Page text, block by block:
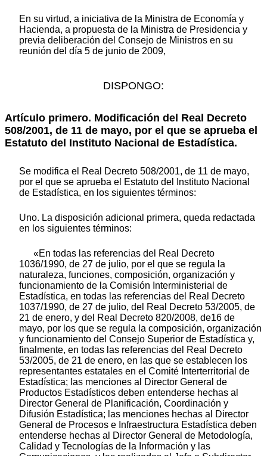
En su virtud, a iniciativa de la Ministra de Economía y
Hacienda, a propuesta de la Ministra de Presidencia y
previa deliberación del Consejo de Ministros en su
reunión del día 5 de junio de 2009,
DISPONGO:
Artículo primero. Modificación del Real Decreto
508/2001, de 11 de mayo, por el que se aprueba el
Estatuto del Instituto Nacional de Estadística.
Se modifica el Real Decreto 508/2001, de 11 de mayo,
por el que se aprueba el Estatuto del Instituto Nacional
de Estadística, en los siguientes términos:
Uno. La disposición adicional primera, queda redactada
en los siguientes términos:
«En todas las referencias del Real Decreto
1036/1990, de 27 de julio, por el que se regula la
naturaleza, funciones, composición, organización y
funcionamiento de la Comisión Interministerial de
Estadística, en todas las referencias del Real Decreto
1037/1990, de 27 de julio, del Real Decreto 53/2005, de
21 de enero, y del Real Decreto 820/2008, de16 de
mayo, por los que se regula la composición, organización
y funcionamiento del Consejo Superior de Estadística y,
finalmente, en todas las referencias del Real Decreto
53/2005, de 21 de enero, en las que se establecen los
representantes estatales en el Comité Interterritorial de
Estadística; las menciones al Director General de
Productos Estadísticos deben entenderse hechas al
Director General de Planificación, Coordinación y
Difusión Estadística; las menciones hechas al Director
General de Procesos e Infraestructura Estadística deben
entenderse hechas al Director General de Metodología,
Calidad y Tecnologías de la Información y las